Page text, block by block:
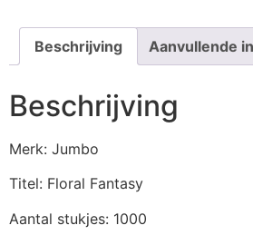
Beschrijving Aanvullende
Beschrijving
Merk: Jumbo
Titel: Floral Fantasy
Aantal stukjes: 1000